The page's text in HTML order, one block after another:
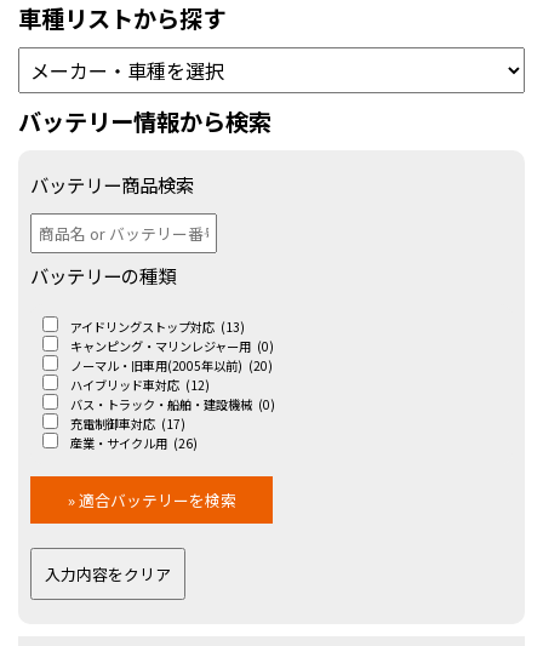
車種リストから探す
バッテリー情報から検索
バッテリー商品検索
バッテリーの種類
アイドリングストップ対応 (13)
キャンピング・マリンレジャー用 (0)
ノーマル・旧車用(2005年以前) (20)
ハイブリッド車対応 (12)
バス・トラック・船舶・建設機械 (0)
充電制御車対応 (17)
産業・サイクル用 (26)